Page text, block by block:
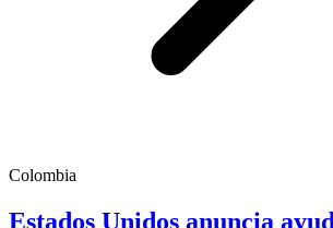
Colombia
Estados Unidos anuncia